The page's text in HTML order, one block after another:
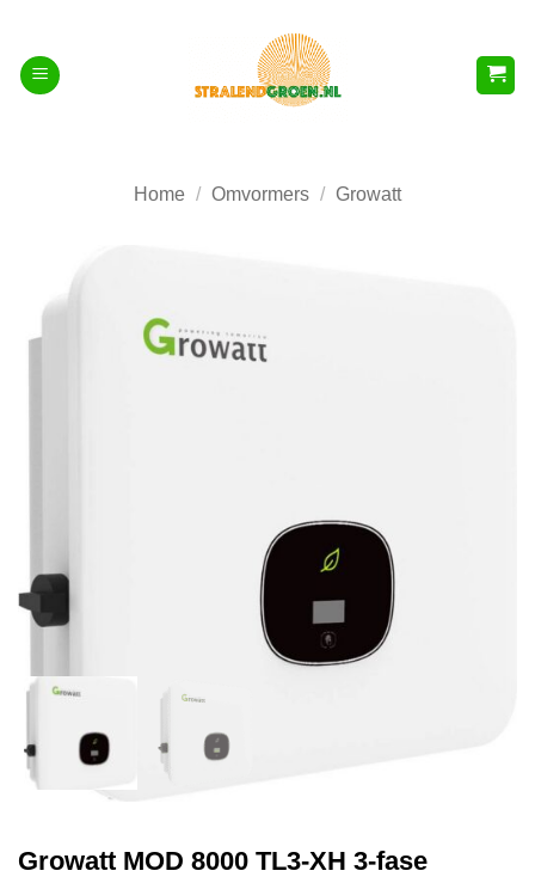
inhoud
Home / Omvormers / Growatt
Growatt MOD 8000 TL3-XH 3-fase